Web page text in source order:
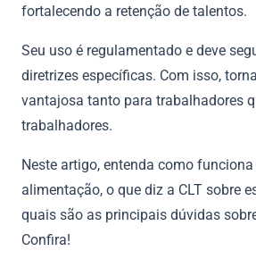
fortalecendo a retenção de talentos.
Seu uso é regulamentado e deve
diretrizes específicas. Com isso,
vantajosa tanto para trabalhadores
trabalhadores.
Neste artigo, entenda como funciona
alimentação, o que diz a CLT sobre
quais são as principais dúvidas
Confira!